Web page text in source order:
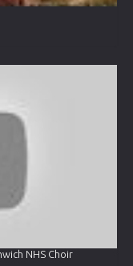
NHS Choir